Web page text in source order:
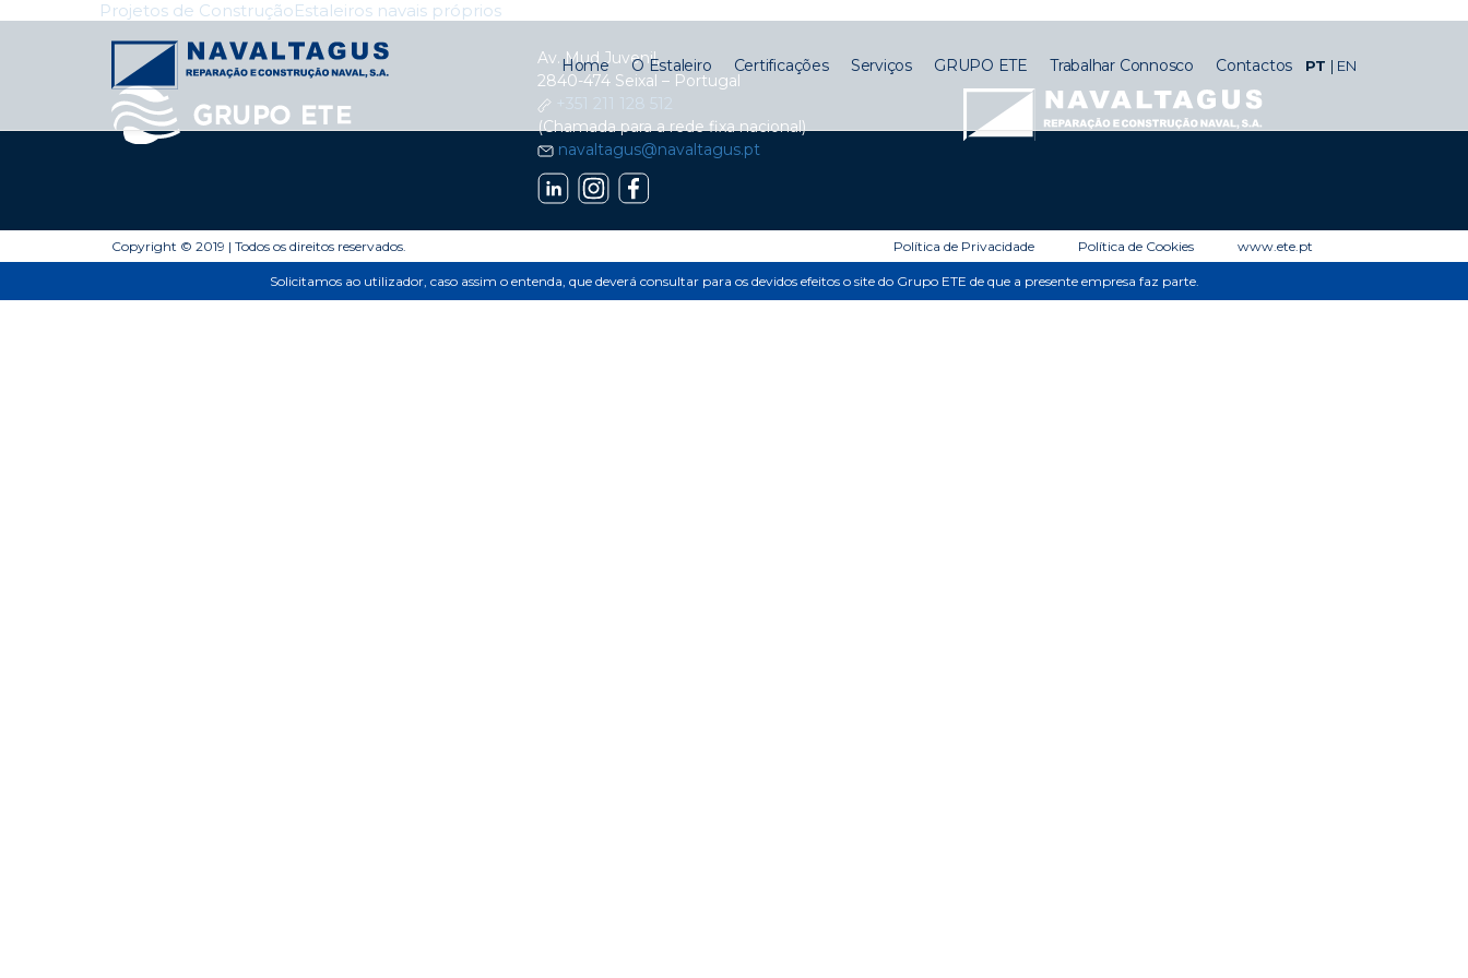
Home O Estaleiro Certificações Serviços GRUPO ETE Trabalhar Connosco Contactos PT EN
Navegação
nos
Posts
Projetos de ConstruçãoEstaleiros navais próprios
Av. Mud Juvenil,
2840-474 Seixal – Portugal
(Chamada para a rede fixa nacional)
navaltagus@navaltagus.pt
Copyright © 2019 | Todos os direitos reservados. Política de Privacidade Política de Cookies www.ete.pt
Solicitamos ao utilizador, caso assim o entenda, que deverá consultar para os devidos efeitos o site do Grupo ETE de que a presente empresa faz parte.